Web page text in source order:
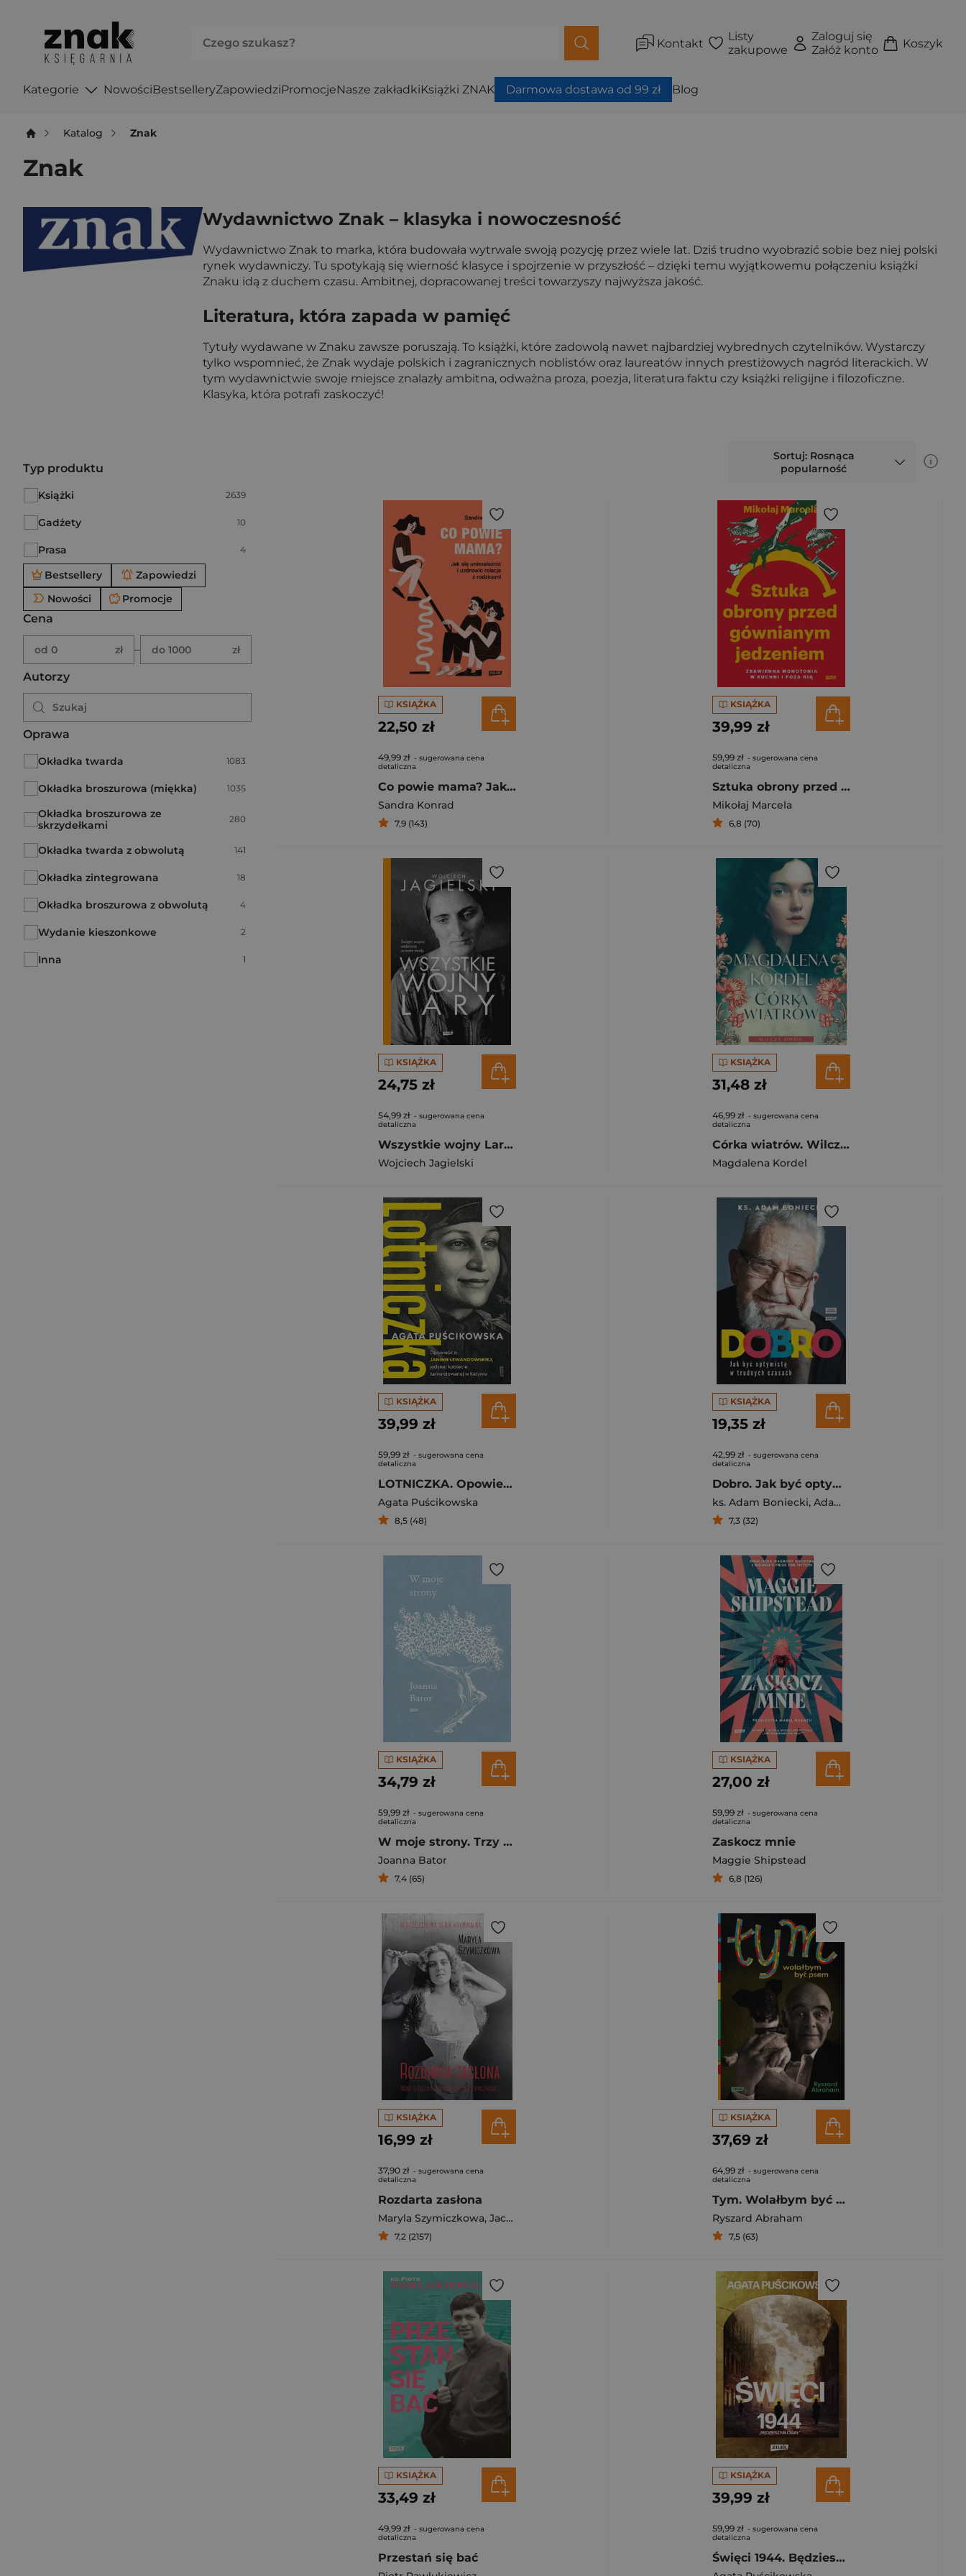
Kontakt
Listy
zakupowe
Zaloguj się
Załóż konto
Koszyk
Kategorie NowościBestselleryZapowiedziPromocjeNasze zakładkiKsiążki ZNAK Darmowa dostawa od 99 zł Blog
Katalog Znak
Znak
Wydawnictwo Znak – klasyka i nowoczesność
Wydawnictwo Znak to marka, która budowała wytrwale swoją pozycję przez wiele lat. Dziś trudno wyobrazić sobie bez niej polski
rynek wydawniczy. Tu spotykają się wierność klasyce i spojrzenie w przyszłość – dzięki temu wyjątkowemu połączeniu książki
Znaku idą z duchem czasu. Ambitnej, dopracowanej treści towarzyszy najwyższa jakość.
Literatura, która zapada w pamięć
Tytuły wydawane w Znaku zawsze poruszają. To książki, które zadowolą nawet najbardziej wybrednych czytelników. Wystarczy
tylko wspomnieć, że Znak wydaje polskich i zagranicznych noblistów oraz laureatów innych prestiżowych nagród literackich. W
tym wydawnictwie swoje miejsce znalazły ambitna, odważna proza, poezja, literatura faktu czy książki religijne i filozoficzne.
Klasyka, która potrafi zaskoczyć!
Po użyciu produkty będą automatycznie filtrowane. Wybierz filtry.
Typ produktu
Książki Liczba pozycji:
2639
Gadżety Liczba pozycji:
10
Prasa Liczba pozycji:
4
Bestsellery
Zapowiedzi
Nowości
Promocje
Cena
Brak ustawionego zakresu ceny.
Podaj zakres ceny w złotych.
od 0 zł – do 1000 zł
Autorzy
Oprawa
Okładka twarda Liczba pozycji:
1083
Okładka broszurowa (miękka) Liczba pozycji:
1035
Okładka broszurowa ze
skrzydełkami
Liczba pozycji:
280
Okładka twarda z obwolutą Liczba pozycji:
141
Okładka zintegrowana Liczba pozycji:
18
Okładka broszurowa z obwolutą Liczba pozycji:
4
Wydanie kieszonkowe Liczba pozycji:
2
Inna Liczba pozycji:
1
Sortuj: Rosnąca
popularność
KSIĄŻKA
22,50 zł
49,99 zł - sugerowana cena
detaliczna
Co powie mama? Jak się uniezależnić i uzdrowić relacje z rodzicami
Sandra Konrad
7,9 (143)
KSIĄŻKA
39,99 zł
59,99 zł - sugerowana cena
detaliczna
Sztuka obrony przed gównianym jedzeniem. Zbawienna monotonia w kuchni i poza nią
Mikołaj Marcela
6,8 (70)
KSIĄŻKA
24,75 zł
54,99 zł - sugerowana cena
detaliczna
Wszystkie wojny Lary [2025]
Wojciech Jagielski
KSIĄŻKA
31,48 zł
46,99 zł - sugerowana cena
detaliczna
Córka wiatrów. Wilczy dwór tom I
Magdalena Kordel
KSIĄŻKA
39,99 zł
59,99 zł - sugerowana cena
detaliczna
LOTNICZKA. Opowieść o Janinie Lewandowskiej
Agata Puścikowska
8,5 (48)
KSIĄŻKA
19,35 zł
42,99 zł - sugerowana cena
detaliczna
Dobro. Jak być optymistą w trudnych czasach
ks. Adam Boniecki, Adam Boniecki
7,3 (32)
KSIĄŻKA
34,79 zł
59,99 zł - sugerowana cena
detaliczna
W moje strony. Trzy wyprawy w stronę wyobraźni, współczucia i troski
Joanna Bator
7,4 (65)
KSIĄŻKA
27,00 zł
59,99 zł - sugerowana cena
detaliczna
Zaskocz mnie
Maggie Shipstead
6,8 (126)
KSIĄŻKA
16,99 zł
37,90 zł - sugerowana cena
detaliczna
Rozdarta zasłona
Maryla Szymiczkowa, Jacek Dehnel Piotr Tarczyński
7,2 (2157)
KSIĄŻKA
37,69 zł
64,99 zł - sugerowana cena
detaliczna
Tym. Wolałbym być psem
Ryszard Abraham
7,5 (63)
KSIĄŻKA
33,49 zł
49,99 zł - sugerowana cena
detaliczna
Przestań się bać
KSIĄŻKA
39,99 zł
59,99 zł - sugerowana cena
detaliczna
Święci 1944. Będziesz miłował.